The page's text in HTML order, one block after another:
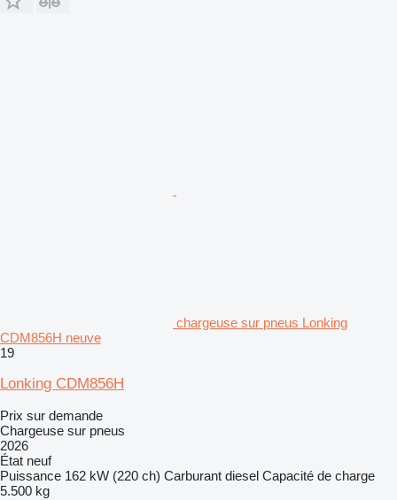
chargeuse sur pneus Lonking
CDM856H neuve
19
Lonking CDM856H
Prix sur demande
Chargeuse sur pneus
2026
État neuf
Puissance 162 kW (220 ch) Carburant diesel Capacité de charge
5.500 kg